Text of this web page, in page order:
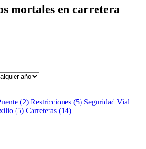
mortales en carretera
(2) Restricciones (5) Seguridad Vial
(5) Carreteras (14)